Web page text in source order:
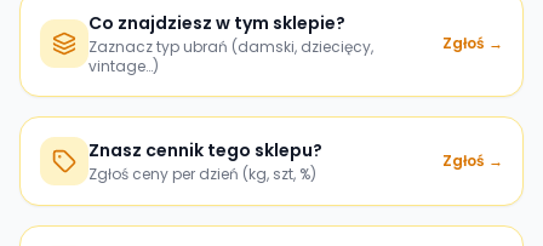
Co znajdziesz w tym sklepie?
Zaznacz typ ubrań (damski, dziecięcy,
vintage…)
Zgłoś →
Znasz cennik tego sklepu?
Zgłoś ceny per dzień (kg, szt, %)
Zgłoś →